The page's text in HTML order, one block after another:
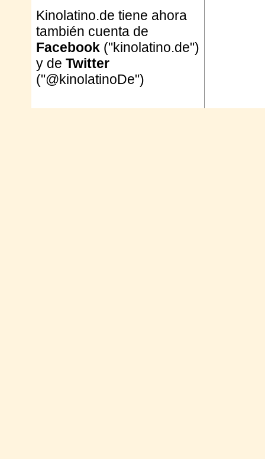
Kinolatino.de tiene ahora
también cuenta de
Facebook ("kinolatino.de")
y de Twitter
("@kinolatinoDe")